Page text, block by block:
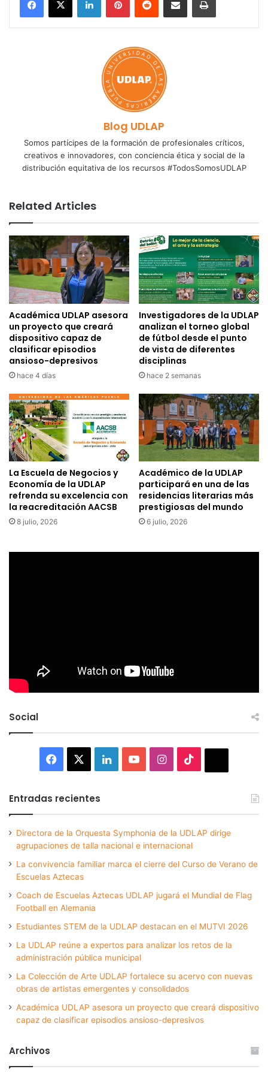
Blog UDLAP
Somos partícipes de la formación de profesionales críticos,
creativos e innovadores, con conciencia ética y social de la
distribución equitativa de los recursos #TodosSomosUDLAP
Related Articles
Académica UDLAP asesora
un proyecto que creará
dispositivo capaz de
clasificar episodios
ansioso-depresivos
hace 4 días
Investigadores de la UDLAP
analizan el torneo global
de fútbol desde el punto
de vista de diferentes
disciplinas
hace 2 semanas
La Escuela de Negocios y
Economía de la UDLAP
refrenda su excelencia con
la reacreditación AACSB
8 julio, 2026
Académico de la UDLAP
participará en una de las
residencias literarias más
prestigiosas del mundo
6 julio, 2026
Social
Facebook LinkedInYouTubeInstagram
Entradas recientes
Directora de la Orquesta Symphonia de la UDLAP dirige
agrupaciones de talla nacional e internacional
La convivencia familiar marca el cierre del Curso de Verano de
Escuelas Aztecas
Coach de Escuelas Aztecas UDLAP jugará el Mundial de Flag
Football en Alemania
Estudiantes STEM de la UDLAP destacan en el MUTVI 2026
La UDLAP reúne a expertos para analizar los retos de la
administración pública municipal
La Colección de Arte UDLAP fortalece su acervo con nuevas
obras de artistas emergentes y consolidados
Académica UDLAP asesora un proyecto que creará dispositivo
capaz de clasificar episodios ansioso-depresivos
Archivos